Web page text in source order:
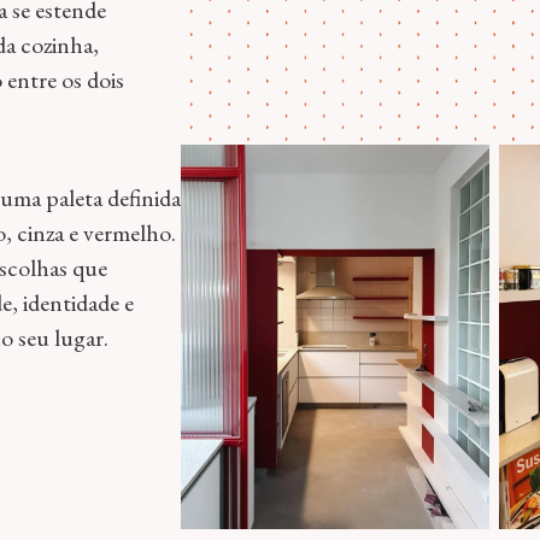
se estende
cozinha,
os dois
paleta definida
cinza e vermelho.
que
identidade e
seu lugar.